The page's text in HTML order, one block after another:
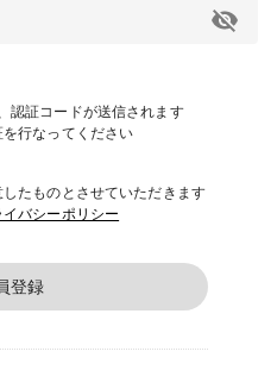
認証コードが送信されます
行なってください
たものとさせていただきます
イバシーポリシー
登録